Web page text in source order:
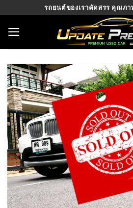
content
รถยนต์ของเราคัดสรร คุณภ